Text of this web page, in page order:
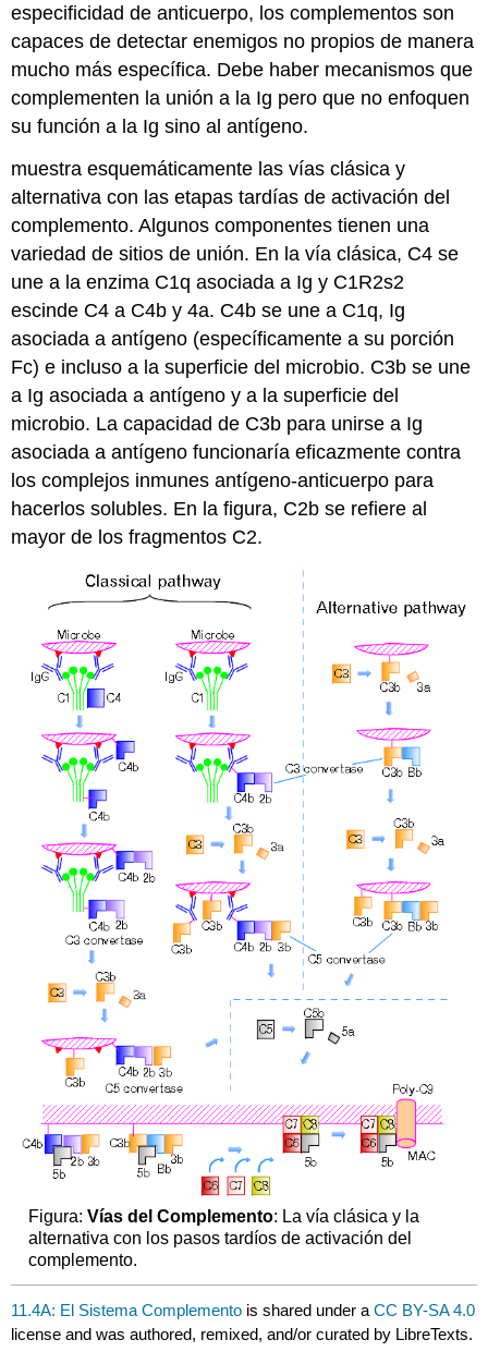
especificidad de anticuerpo, los complementos son
capaces de detectar enemigos no propios de manera
mucho más específica. Debe haber mecanismos que
complementen la unión a la Ig pero que no enfoquen
su función a la Ig sino al antígeno.
muestra esquemáticamente las vías clásica y
alternativa con las etapas tardías de activación del
complemento. Algunos componentes tienen una
variedad de sitios de unión. En la vía clásica, C4 se
une a la enzima C1q asociada a Ig y C1R2s2
escinde C4 a C4b y 4a. C4b se une a C1q, Ig
asociada a antígeno (específicamente a su porción
Fc) e incluso a la superficie del microbio. C3b se une
a Ig asociada a antígeno y a la superficie del
microbio. La capacidad de C3b para unirse a Ig
asociada a antígeno funcionaría eficazmente contra
los complejos inmunes antígeno-anticuerpo para
hacerlos solubles. En la figura, C2b se refiere al
mayor de los fragmentos C2.
Figura: Vías del Complemento: La vía clásica y la
alternativa con los pasos tardíos de activación del
complemento.
11.4A: El Sistema Complemento is shared under aCC BY-SA 4.0
license and was authored, remixed, and/or curated by LibreTexts.